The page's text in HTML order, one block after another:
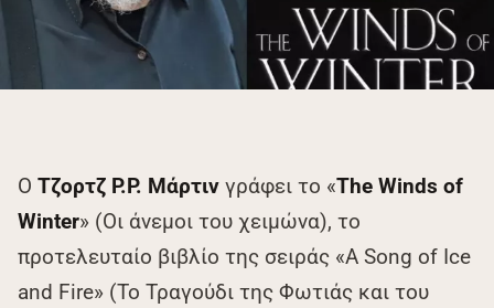
Ο Τζορτζ Ρ.Ρ. Μάρτιν γράφει το «The Winds of
Winter» (Οι άνεμοι του χειμώνα), το
προτελευταίο βιβλίο της σειράς «A Song of Ice
and Fire» (Το Τραγούδι της Φωτιάς και του